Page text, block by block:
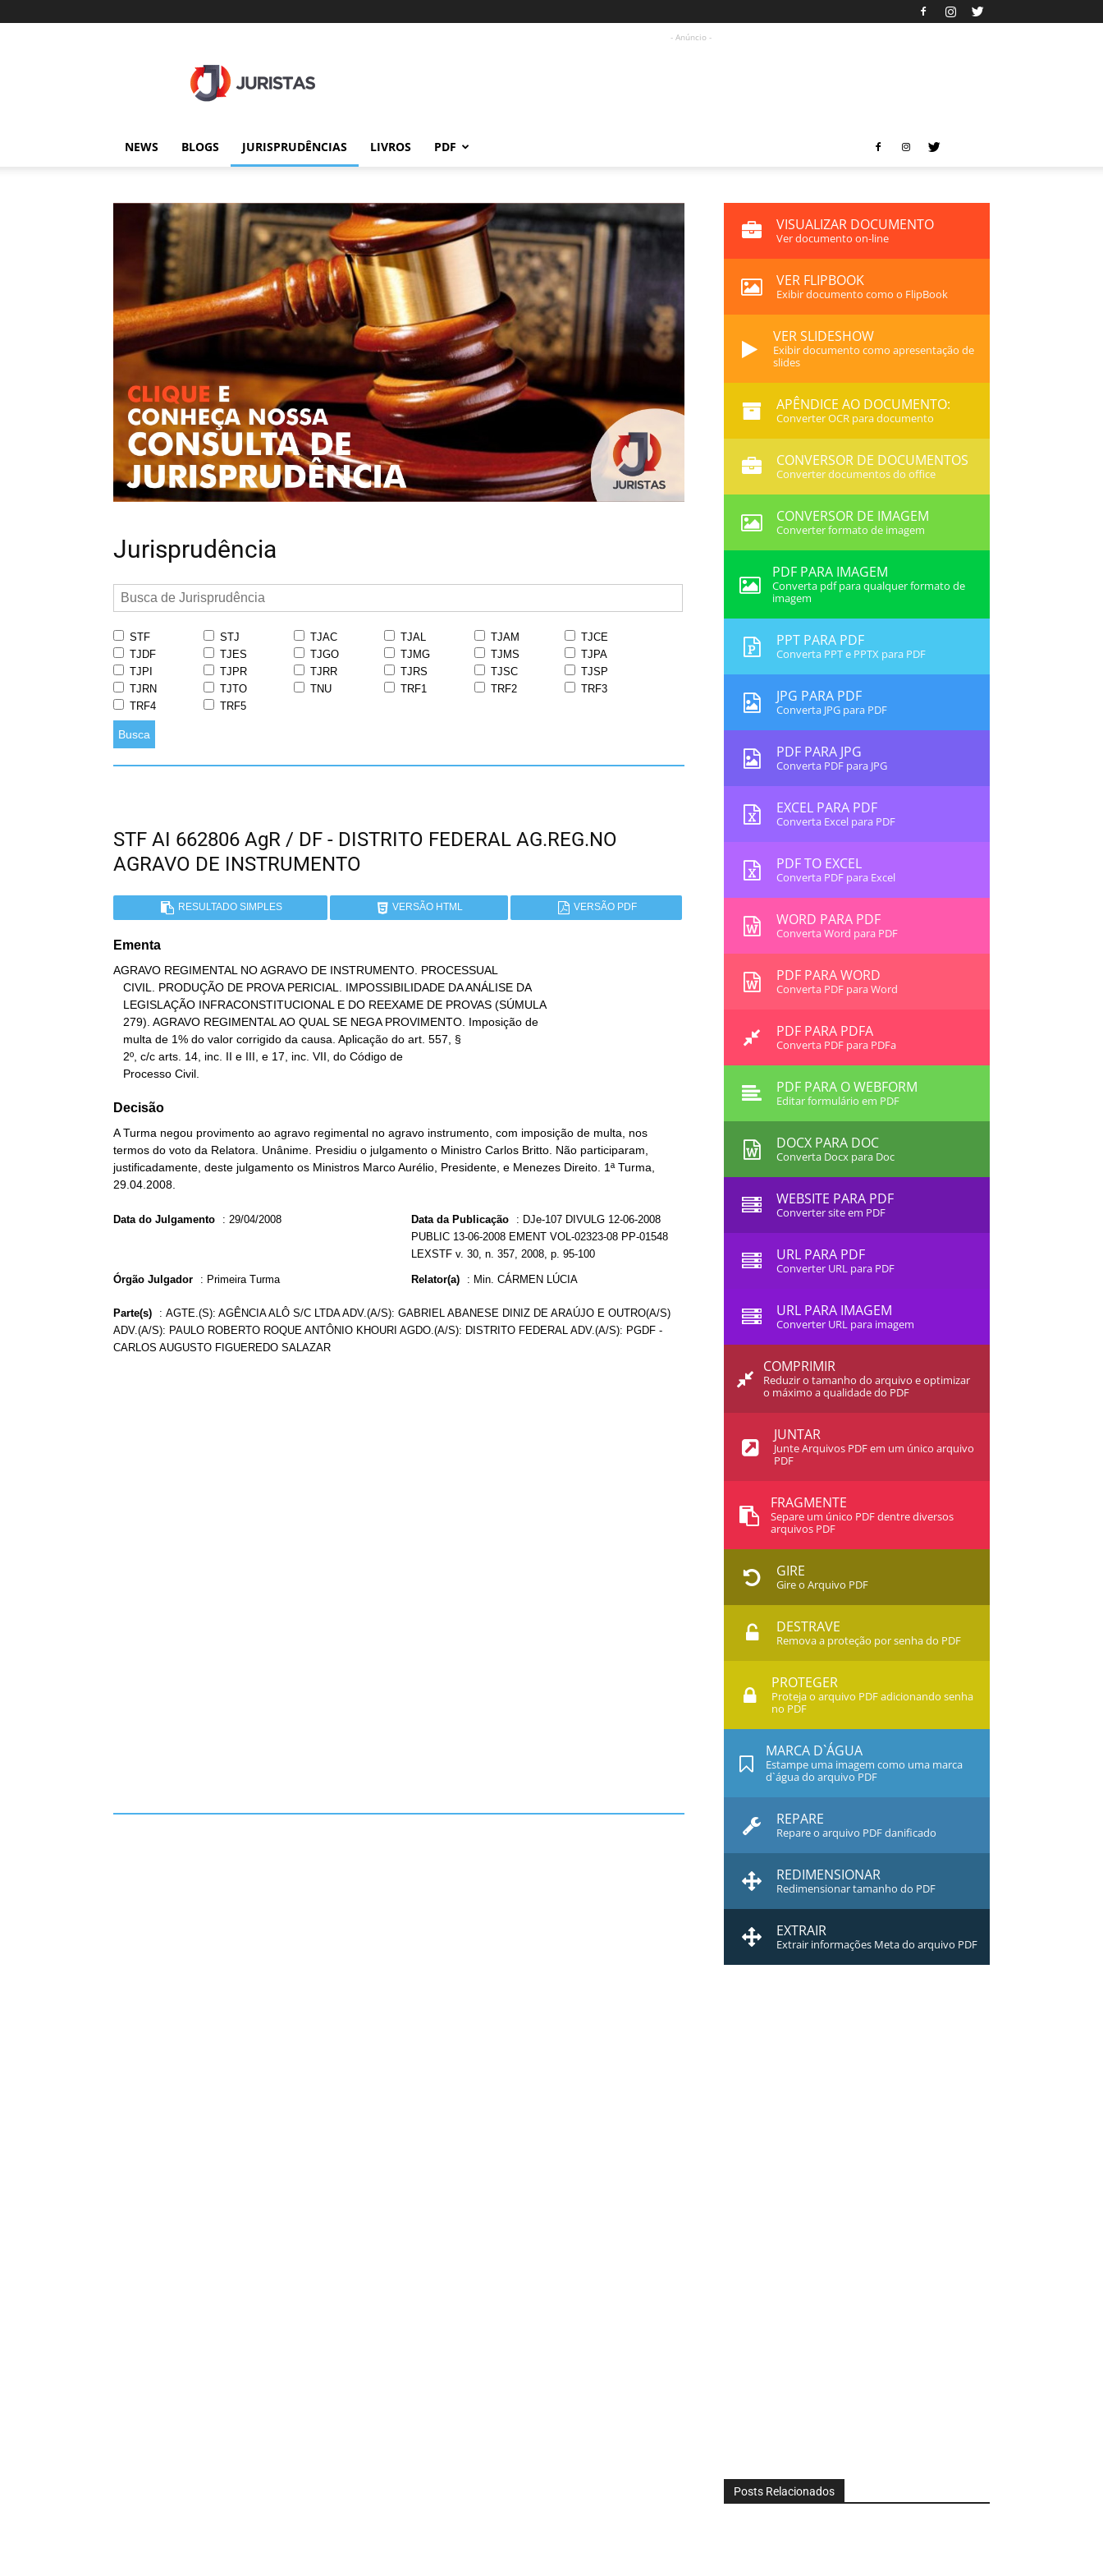
- Anúncio -
NEWS BLOGS JURISPRUDÊNCIAS LIVROS PDF
Jurisprudência
STF STJ TJAC TJAL TJAM
TJCE
TJDF
TJES TJGO TJMG TJMS
TJPA
TJPI
TJPR TJRR TJRS TJSC
TJSP
TJRN
TJTO TNU TRF1 TRF2
TRF3
TRF4
TRF5
Busca
STF AI 662806 AgR / DF - DISTRITO FEDERAL AG.REG.NO
AGRAVO DE INSTRUMENTO
RESULTADO SIMPLES VERSÃO HTML VERSÃO PDF
Ementa
AGRAVO REGIMENTAL NO AGRAVO DE INSTRUMENTO. PROCESSUAL
   Processo Civil.
Decisão
A Turma negou provimento ao agravo regimental no agravo instrumento, com imposição de multa, nos
termos do voto da Relatora. Unânime. Presidiu o julgamento o Ministro Carlos Britto. Não participaram,
justificadamente, deste julgamento os Ministros Marco Aurélio, Presidente, e Menezes Direito. 1ª Turma,
29.04.2008.
Data do Julgamento : 29/04/2008 Data da Publicação : DJe-107 DIVULG 12-06-2008
PUBLIC 13-06-2008 EMENT VOL-02323-08 PP-01548
LEXSTF v. 30, n. 357, 2008, p. 95-100
Órgão Julgador : Primeira Turma Relator(a) : Min. CÁRMEN LÚCIA
Parte(s) : AGTE.(S): AGÊNCIA ALÔ S/C LTDA ADV.(A/S): GABRIEL ABANESE DINIZ DE ARAÚJO E OUTRO(A/S)
ADV.(A/S): PAULO ROBERTO ROQUE ANTÔNIO KHOURI AGDO.(A/S): DISTRITO FEDERAL ADV.(A/S): PGDF -
CARLOS AUGUSTO FIGUEREDO SALAZAR
VISUALIZAR DOCUMENTO
Ver documento on-line
VER FLIPBOOK
Exibir documento como o FlipBook
VER SLIDESHOW
Exibir documento como apresentação de
slides
APÊNDICE AO DOCUMENTO:
Converter OCR para documento
CONVERSOR DE DOCUMENTOS
Converter documentos do office
CONVERSOR DE IMAGEM
Converter formato de imagem
PDF PARA IMAGEM
Converta pdf para qualquer formato de
imagem
PPT PARA PDF
Converta PPT e PPTX para PDF
JPG PARA PDF
Converta JPG para PDF
PDF PARA JPG
Converta PDF para JPG
EXCEL PARA PDF
Converta Excel para PDF
PDF TO EXCEL
Converta PDF para Excel
WORD PARA PDF
Converta Word para PDF
PDF PARA WORD
Converta PDF para Word
PDF PARA PDFA
Converta PDF para PDFa
PDF PARA O WEBFORM
Editar formulário em PDF
DOCX PARA DOC
Converta Docx para Doc
WEBSITE PARA PDF
Converter site em PDF
URL PARA PDF
Converter URL para PDF
URL PARA IMAGEM
Converter URL para imagem
COMPRIMIR
Reduzir o tamanho do arquivo e optimizar
o máximo a qualidade do PDF
JUNTAR
Junte Arquivos PDF em um único arquivo
PDF
FRAGMENTE
Separe um único PDF dentre diversos
arquivos PDF
GIRE
Gire o Arquivo PDF
DESTRAVE
Remova a proteção por senha do PDF
PROTEGER
Proteja o arquivo PDF adicionando senha
no PDF
MARCA D`ÁGUA
Estampe uma imagem como uma marca
d`água do arquivo PDF
REPARE
Repare o arquivo PDF danificado
REDIMENSIONAR
Redimensionar tamanho do PDF
EXTRAIR
Extrair informações Meta do arquivo PDF
Posts Relacionados